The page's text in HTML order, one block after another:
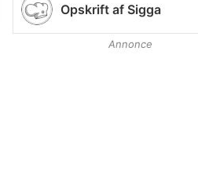
Opskrift af Sigga
Annonce